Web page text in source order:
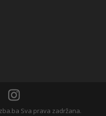
Sva prava zadržana.